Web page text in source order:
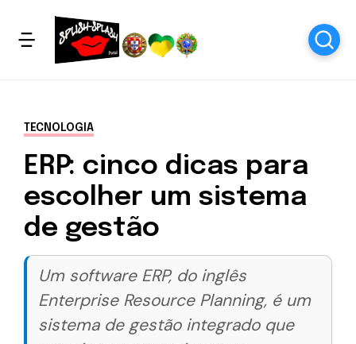
TECNOLOGIA
ERP: cinco dicas para
escolher um sistema
de gestão
Um software ERP, do inglês
Enterprise Resource Planning, é um
sistema de gestão integrado que